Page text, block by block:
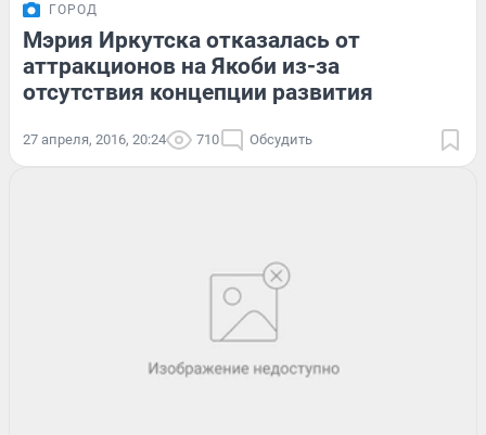
ГОРОД
Мэрия Иркутска отказалась от
аттракционов на Якоби из-за
отсутствия концепции развития
27 апреля, 2016, 20:24 710 Обсудить